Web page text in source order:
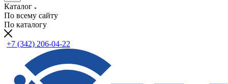
Каталог
По всему сайту
По каталогу
+7 (342) 206-04-22